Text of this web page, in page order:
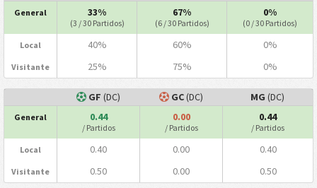
General 33%
(3 / 30 Partidos)
67%
(6 / 30 Partidos)
0%
(0 / 30 Partidos)
Local 40% 60% 0%
Visitante 25% 75% 0%
GF (DC) GC(DC) MG (DC)
General 0.44
/ Partidos
0.00
/ Partidos
0.44
/ Partidos
Local 0.40 0.00 0.40
Visitante 0.50 0.00 0.50